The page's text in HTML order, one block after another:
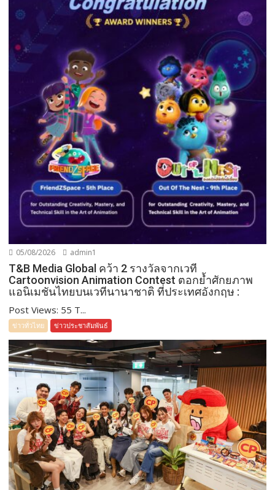
05/08/2026 admin1
T&B Media Global คว้า 2 รางวัลจากเวที
Cartoonvision Animation Contest ตอกย้ำศักยภาพ
แอนิเมชันไทยบนเวทีนานาชาติ ที่ประเทศอังกฤษ :
Post Views: 55 T...
ข่าวทั่วไทย ข่าวประชาสัมพันธ์